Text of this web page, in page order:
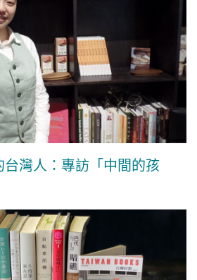
灣人：專訪「中間的孩